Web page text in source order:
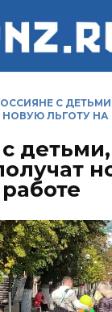
С
ЛЬГОТУ НА